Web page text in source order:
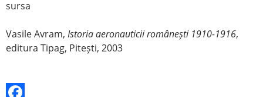
sursa
Vasile Avram, Istoria aeronauticii românești 1910-1916,
editura Tipag, Pitești, 2003